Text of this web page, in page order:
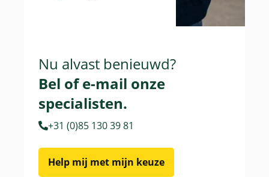
Nu alvast benieuwd?
Bel of e-mail onze
specialisten.
+31 (0)85 130 39 81
Help mij met mijn keuze